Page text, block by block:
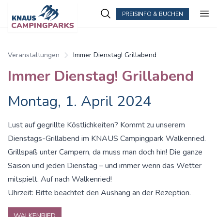
PREISINFO & BUCHEN
Veranstaltungen Immer Dienstag! Grillabend
Immer Dienstag! Grillabend
Montag, 1. April 2024
Lust auf gegrillte Köstlichkeiten? Kommt zu unserem
Dienstags-Grillabend im KNAUS Campingpark Walkenried.
Grillspaß unter Campern, da muss man doch hin! Die ganze
Saison und jeden Dienstag – und immer wenn das Wetter
mitspielt. Auf nach Walkenried!
Uhrzeit: Bitte beachtet den Aushang an der Rezeption.